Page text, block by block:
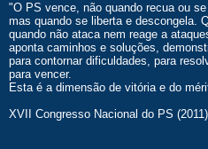
"O PS vence, não quando recua ou
mas quando se liberta e descongela.
quando não ataca nem reage a
aponta caminhos e soluções,
para contornar dificuldades, para
para vencer.
Esta é a dimensão de vitória e do
XVII Congresso Nacional do PS (2011)